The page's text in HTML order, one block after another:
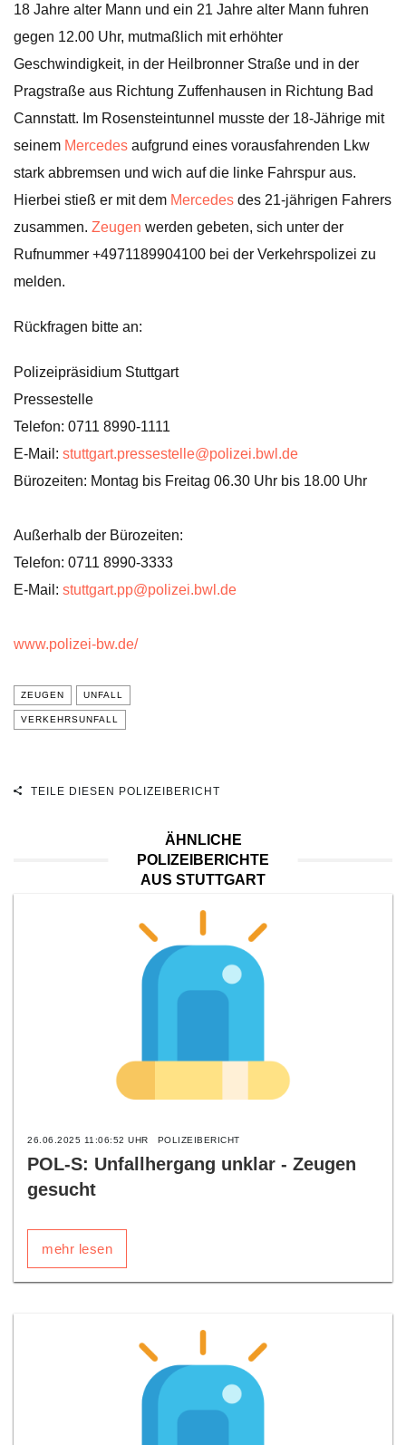
18 Jahre alter Mann und ein 21 Jahre alter Mann fuhren
gegen 12.00 Uhr, mutmaßlich mit erhöhter
Geschwindigkeit, in der Heilbronner Straße und in der
Pragstraße aus Richtung Zuffenhausen in Richtung Bad
Cannstatt. Im Rosensteintunnel musste der 18-Jährige mit
seinem Mercedes aufgrund eines vorausfahrenden Lkw
stark abbremsen und wich auf die linke Fahrspur aus.
Hierbei stieß er mit dem Mercedes des 21-jährigen Fahrers
zusammen. Zeugen werden gebeten, sich unter der
Rufnummer +4971189904100 bei der Verkehrspolizei zu
melden.
Rückfragen bitte an:
Polizeipräsidium Stuttgart
Pressestelle
Telefon: 0711 8990-1111
E-Mail: stuttgart.pressestelle@polizei.bwl.de
Bürozeiten: Montag bis Freitag 06.30 Uhr bis 18.00 Uhr
Außerhalb der Bürozeiten:
Telefon: 0711 8990-3333
E-Mail: stuttgart.pp@polizei.bwl.de
www.polizei-bw.de/
ZEUGEN UNFALL
VERKEHRSUNFALL
TEILE DIESEN POLIZEIBERICHT
ÄHNLICHE
POLIZEIBERICHTE
AUS STUTTGART
26.06.2025 11:06:52 UHR POLIZEIBERICHT
POL-S: Unfallhergang unklar - Zeugen
gesucht
mehr lesen